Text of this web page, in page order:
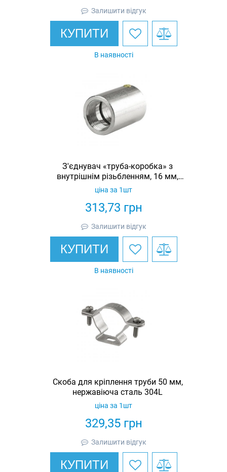
Залишити відгук
КУПИТИ
В наявності
З'єднувач «труба-коробка» з
внутрішнім різьбленням, 16 мм,
латунь, IP67
313,73 грн
ціна за 1шт
Залишити відгук
КУПИТИ
В наявності
Скоба для кріплення труби 50 мм,
нержавіюча сталь 304L
329,35грн
ціна за 1шт
Залишити відгук
КУПИТИ